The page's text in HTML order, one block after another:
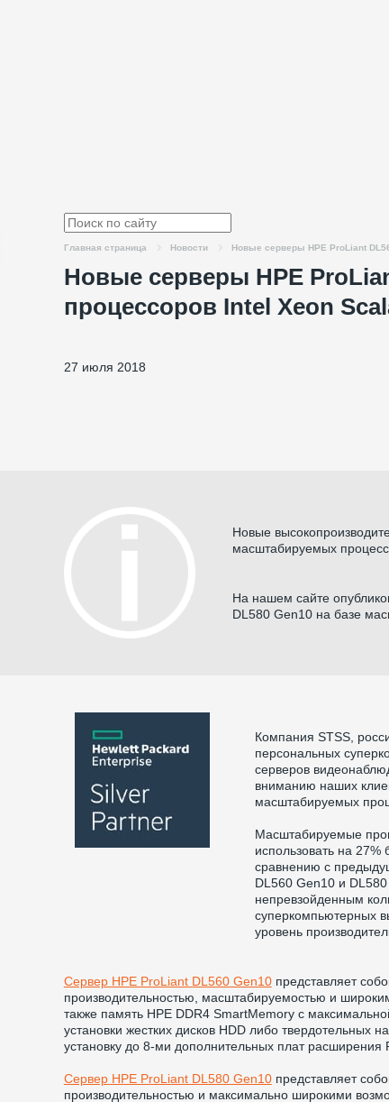
Главная страница Новости Новые серверы HPE ProLiant
Новые серверы HPE
процессоров Intel Xeon
27 июля 2018
Новые
масштабируемых
На нашем сайте
DL580 Gen10 на базе
Компания STSS,
персональных
серверов
вниманию наших
масштабируемых
Масштабируемые
использовать на
сравнению с
DL560 Gen10 и
непревзойденным
суперкомпьютерных
уровень
Сервер HPE ProLiant DL560 Gen10представляет
производительностью, масштабируемостью и
также память HPE DDR4 SmartMemory с
установки жестких дисков HDD либо твердотельных
установку до 8-ми дополнительных плат расширения
Сервер HPE ProLiant DL580 Gen10представляет
производительностью и максимально широкими